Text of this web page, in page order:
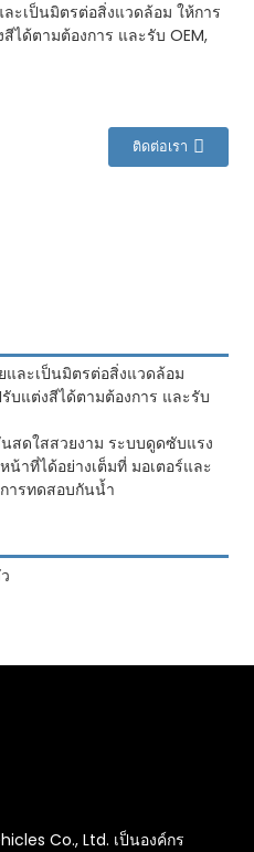
ะเป็นมิตรต่อสิ่งแวดล้อม ให้การ
ได้ตามต้องการ และรับ OEM,
ติดต่อเรา
และเป็นมิตรต่อสิ่งแวดล้อม
บแต่งสีได้ตามต้องการ และรับ
สดใสสวยงาม ระบบดูดซับแรง
าที่ได้อย่างเต็มที่ มอเตอร์และ
ารทดสอบกันน้ำ
Co., Ltd. เป็นองค์กร